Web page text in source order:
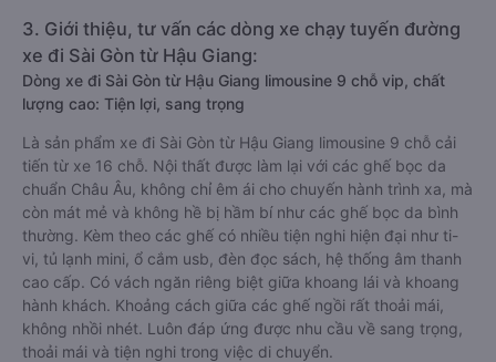
3. Giới thiệu, tư vấn các dòng xe chạy tuyến đường
xe đi Sài Gòn từ Hậu Giang:
Dòng xe đi Sài Gòn từ Hậu Giang limousine 9 chỗ vip, chất
lượng cao: Tiện lợi, sang trọng
Là sản phẩm xe đi Sài Gòn từ Hậu Giang limousine 9 chỗ cải
tiến từ xe 16 chỗ. Nội thất được làm lại với các ghế bọc da
chuẩn Châu Âu, không chỉ êm ái cho chuyến hành trình xa, mà
còn mát mẻ và không hề bị hầm bí như các ghế bọc da bình
thường. Kèm theo các ghế có nhiều tiện nghi hiện đại như ti-
vi, tủ lạnh mini, ổ cắm usb, đèn đọc sách, hệ thống âm thanh
cao cấp. Có vách ngăn riêng biệt giữa khoang lái và khoang
hành khách. Khoảng cách giữa các ghế ngồi rất thoải mái,
không nhồi nhét. Luôn đáp ứng được nhu cầu về sang trọng,
thoải mái và tiện nghi trong việc di chuyển.